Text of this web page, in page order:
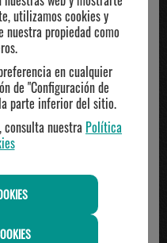
ADIDAS
sujetador deportivo adidas HYG ,
35.00€
utilizamos cookies y
propiedad como
en cualquier
de "Configuración de
parte inferior del sitio.
nuestra Política